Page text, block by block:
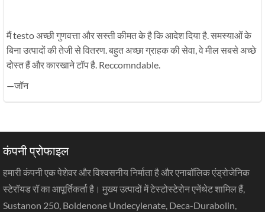
मैं testo अच्छी गुणवत्ता और सस्ती कीमत के है कि आदेश दिया है. समस्याओं के
बिना उत्पादों की तेजी से वितरण. बहुत अच्छा ग्राहक की सेवा, वे मील सबसे अच्छे
दोस्त हैं और कारखाने टॉप है. Reccomndable.
—जॉन
कंपनी प्रोफाइल
हमारी कंपनी एक पेशेवर और विश्वसनीय निर्माता है और एनाबॉलिक एंड्रोजेनिक
स्टेरॉयड रॉ का आपूर्तिकर्ता है। मुख्य उत्पादों में टेस्टोस्टेरोन एनेंथेट शामिल हैं,
Sustanon 250, Boldenone Undecylenate, Deca-Durabolin,